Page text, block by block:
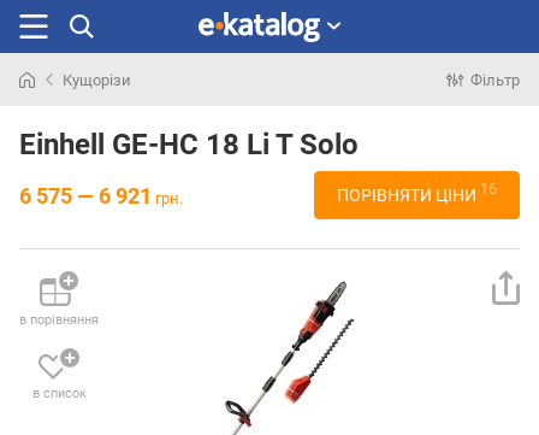
раніше
Кущорізи Фільтр
Einhell GE-HC 18 Li T Solo
6 575 — 6 921 грн. ПОРІВНЯТИ ЦІНИ 16
в порівняння
в список